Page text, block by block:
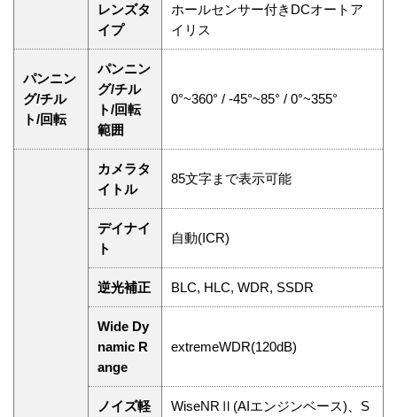
レンズタ
イプ
ホールセンサー付きDCオートア
イリス
パンニン
グ/チル
ト/回転
パンニン
グ/チル
ト/回転
範囲
0°~360° / -45°~85° / 0°~355°
カメラタ
イトル
85文字まで表示可能
デイナイ
ト
自動(ICR)
逆光補正 BLC, HLC, WDR, SSDR
Wide Dy
namic R
ange
extremeWDR(120dB)
ノイズ軽
WiseNRⅡ(AIエンジンベース)、S